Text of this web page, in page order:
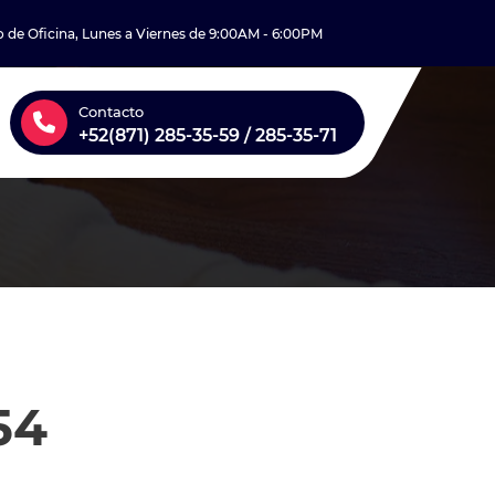
de Oficina, Lunes a Viernes de 9:00AM - 6:00PM
Contacto
+52(871) 285-35-59 / 285-35-71